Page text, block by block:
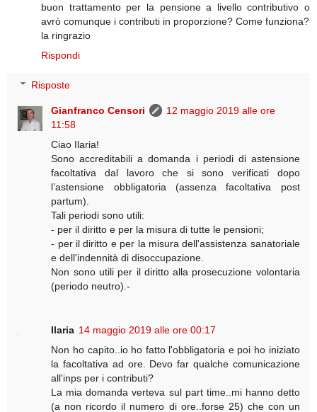
buon trattamento per la pensione a livello contributivo o
avrò comunque i contributi in proporzione? Come funziona?
la ringrazio
Rispondi
Risposte
Gianfranco Censori
12 maggio 2019 alle ore
11:58
Ciao Ilaria!
Sono accreditabili a domanda i periodi di astensione
facoltativa dal lavoro che si sono verificati dopo
l’astensione obbligatoria (assenza facoltativa post
partum).
Tali periodi sono utili:
- per il diritto e per la misura di tutte le pensioni;
- per il diritto e per la misura dell'assistenza sanatoriale
e dell'indennità di disoccupazione.
Non sono utili per il diritto alla prosecuzione volontaria
(periodo neutro).-
Ilaria 14 maggio 2019 alle ore 00:17
Non ho capito..io ho fatto l'obbligatoria e poi ho iniziato
la facoltativa ad ore. Devo far qualche comunicazione
all'inps per i contributi?
La mia domanda verteva sul part time..mi hanno detto
(a non ricordo il numero di ore..forse 25) che con un